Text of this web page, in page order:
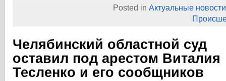
Posted in Актуальные новости
Челябинский областной суд
оставил под арестом Виталия
Тесленко и его сообщников